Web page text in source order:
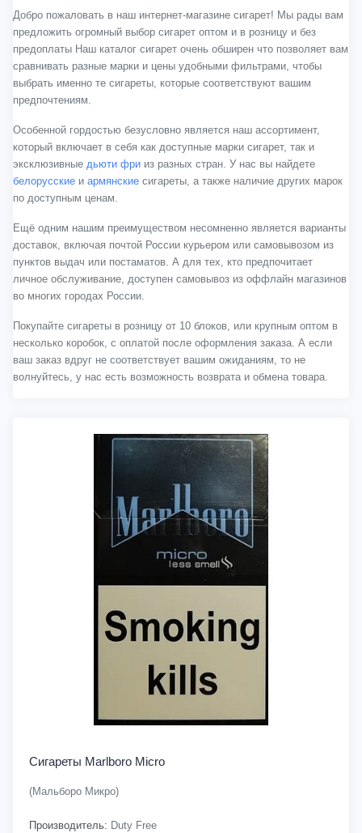
Добро пожаловать в наш интернет-магазине сигарет! Мы рады вам
предложить огромный выбор сигарет оптом и в розницу и без
предоплаты Наш каталог сигарет очень обширен что позволяет вам
сравнивать разные марки и цены удобными фильтрами, чтобы
выбрать именно те сигареты, которые соответствуют вашим
предпочтениям.
Особенной гордостью безусловно является наш ассортимент,
который включает в себя как доступные марки сигарет, так и
эксклюзивные дьюти фри из разных стран. У нас вы найдете
белорусские и армянские сигареты, а также наличие других марок
по доступным ценам.
Ещё одним нашим преимуществом несомненно является варианты
доставок, включая почтой России курьером или самовывозом из
пунктов выдач или постаматов. А для тех, кто предпочитает
личное обслуживание, доступен самовывоз из оффлайн магазинов
во многих городах России.
Покупайте сигареты в розницу от 10 блоков, или крупным оптом в
несколько коробок, с оплатой после оформления заказа. А если
ваш заказ вдруг не соответствует вашим ожиданиям, то не
волнуйтесь, у нас есть возможность возврата и обмена товара.
Сигареты Marlboro Micro
(Мальборо Микро)
Производитель: Duty Free